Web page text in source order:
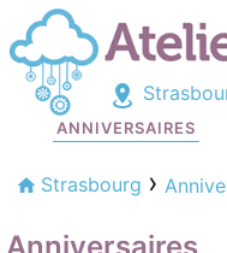
ANNIVERSAIRES
Strasbourg